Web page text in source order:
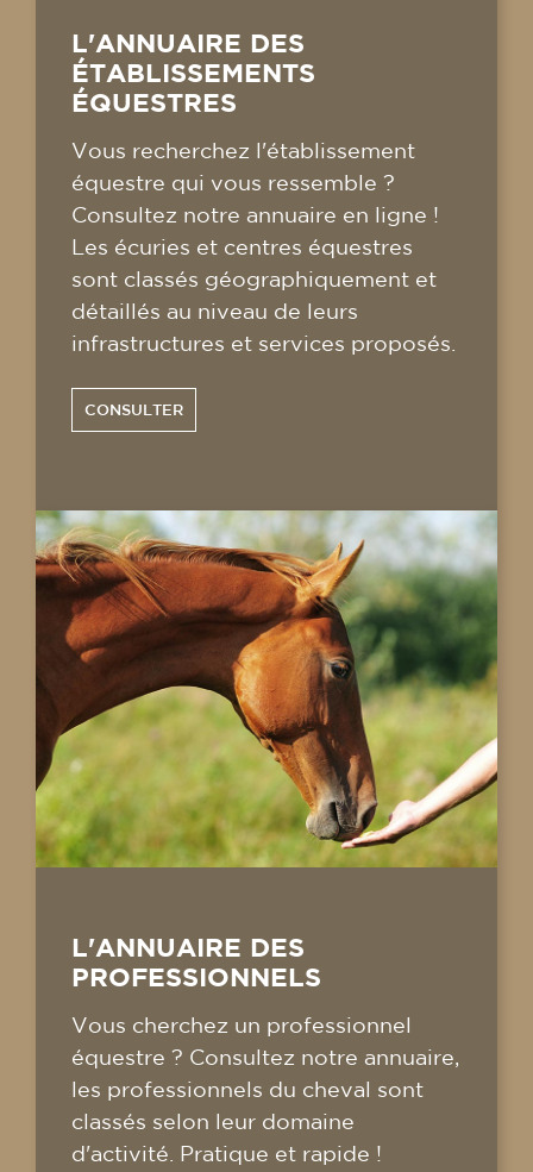
L'ANNUAIRE DES
ÉTABLISSEMENTS
ÉQUESTRES
Vous recherchez l'établissement
équestre qui vous ressemble ?
Consultez notre annuaire en ligne !
Les écuries et centres équestres
sont classés géographiquement et
détaillés au niveau de leurs
infrastructures et services proposés.
CONSULTER
L'ANNUAIRE DES
PROFESSIONNELS
Vous cherchez un professionnel
équestre ? Consultez notre annuaire,
les professionnels du cheval sont
classés selon leur domaine
d'activité. Pratique et rapide !